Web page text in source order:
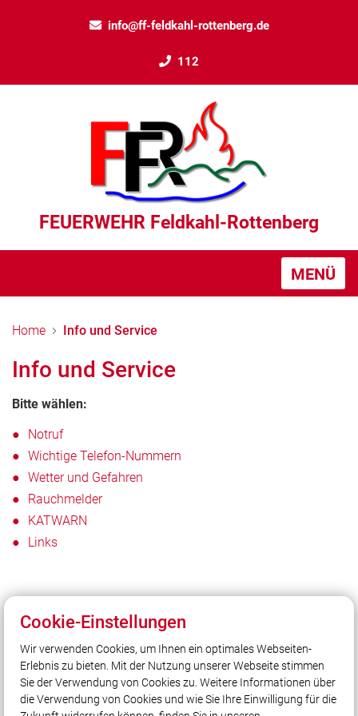
info@ff-feldkahl-rottenberg.de
112
FEUERWEHR Feldkahl-Rottenberg
MENÜ
Home Info und Service
Info und Service
Bitte wählen:
Notruf
Wichtige Telefon-Nummern
Wetter und Gefahren
Rauchmelder
KATWARN
Links
2 Ortschaften
1 Ehrenamt
1 Team
Cookie-Einstellungen
Wir verwenden Cookies, um Ihnen ein optimales Webseiten-
Erlebnis zu bieten. Mit der Nutzung unserer Webseite stimmen
Sie der Verwendung von Cookies zu. Weitere Informationen über
die Verwendung von Cookies und wie Sie Ihre Einwilligung für die